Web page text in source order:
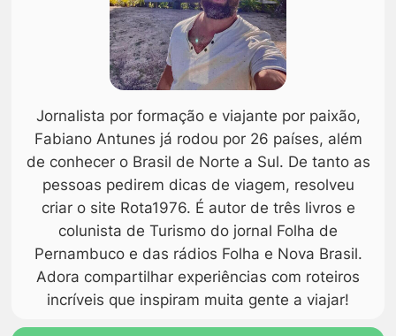
Jornalista por formação e viajante por paixão,
Fabiano Antunes já rodou por 26 países, além
de conhecer o Brasil de Norte a Sul. De tanto as
pessoas pedirem dicas de viagem, resolveu
criar o site Rota1976. É autor de três livros e
colunista de Turismo do jornal Folha de
Pernambuco e das rádios Folha e Nova Brasil.
Adora compartilhar experiências com roteiros
incríveis que inspiram muita gente a viajar!